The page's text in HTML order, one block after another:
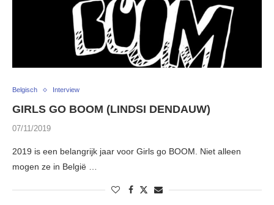
Belgisch Interview
GIRLS GO BOOM (LINDSI DENDAUW)
07/11/2019
2019 is een belangrijk jaar voor Girls go BOOM. Niet alleen
mogen ze in België …